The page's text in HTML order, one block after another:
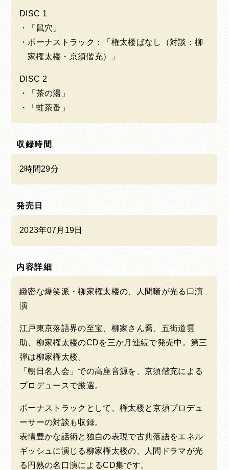
DISC 1
「鼠穴」
ボーナストラック：「権太楼ばなし（対談：柳
家権太楼・京須偕充）」
DISC 2
「茶の湯」
「蛙茶番」
収録時間
2時間29分
発売日
2023年07月19日
内容詳細
緻密な爆笑派・柳家権太楼の、人間噺が光る口演
演
江戸東京落語界の至宝、柳家さん喬、五街道雲
助、柳家権太楼のCDを三か月連続で発売中。第三
弾は柳家権太楼。
「朝日名人会」での高座音源を、京須偕充による
プロデュースで厳選。
ボーナストラックとして、権太楼と京須プロデュ
ーサーの対談も収録。
表情豊かな話術と独自の表現で古典落語をエネル
ギッシュに演じる柳家権太楼の、人間ドラマが光
る円熟の名口演によるCD集です。